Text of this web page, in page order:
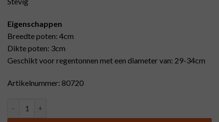
Eigenschappen
Breedte poten: 4cm
Dikte poten: 3cm
Geschikt voor regentonnen met een diameter van: 29-34cm
Artikelnummer: 80720